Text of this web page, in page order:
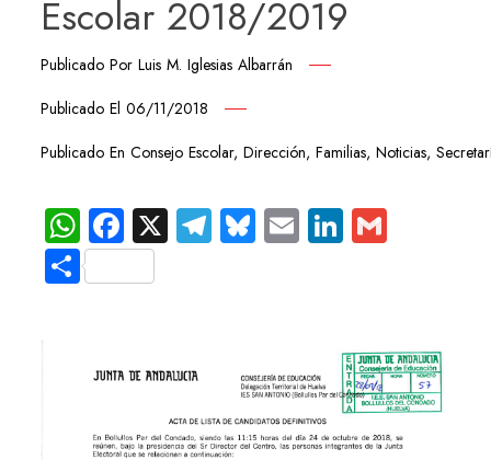
Escolar 2018/2019
Publicado PorLuis M. Iglesias Albarrán
Publicado El06/11/2018
Publicado EnConsejo Escolar,Dirección,Familias,Noticias,
WhatsApp
Facebook
X Telegram
Bluesky
EmailLinkedIn
Compartir